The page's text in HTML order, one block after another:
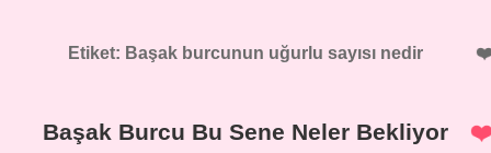
Etiket: Başak burcunun uğurlu sayısı nedir
Başak Burcu Bu Sene Neler Bekliyor